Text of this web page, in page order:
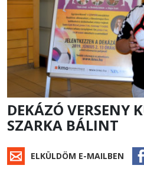
DEKÁZÓ VERSENY
SZARKA BÁLINT
ELKÜLDÖM E-MAILBEN